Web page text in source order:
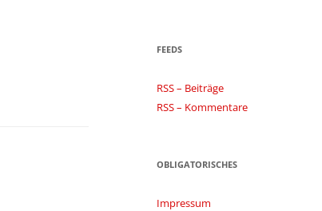
FEEDS
RSS – Beiträge
RSS – Kommentare
OBLIGATORISCHES
Impressum